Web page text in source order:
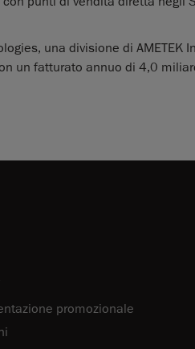
una divisione di AMETEK
un fatturato annuo di 4,0
promozionale